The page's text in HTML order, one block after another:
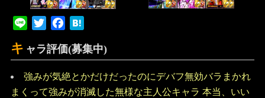
Line Twitter Facebook
キ ャラ評価(募集中)
強みが気絶とかだけだったのにデバフ無効バラまかれ
まくって強みが消滅した無様な主人公キャラ 本当、いい